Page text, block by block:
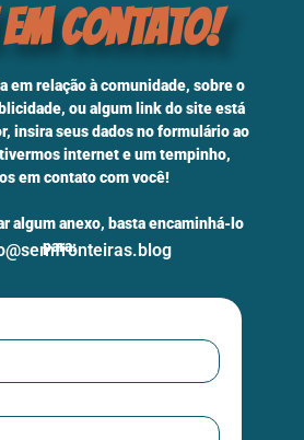
Contato!
em relação à comunidade, sobre o
ou algum link do site está
insira seus dados no formulário ao
internet e um tempinho,
em contato com você!
algum anexo, basta encaminhá-lo
para: